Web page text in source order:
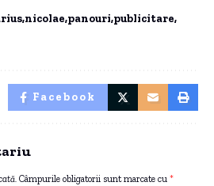
nicolae panouri publicitare
Facebook
Câmpurile obligatorii sunt marcate cu *